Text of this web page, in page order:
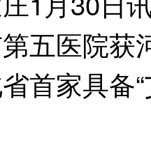
五医院
首家具备